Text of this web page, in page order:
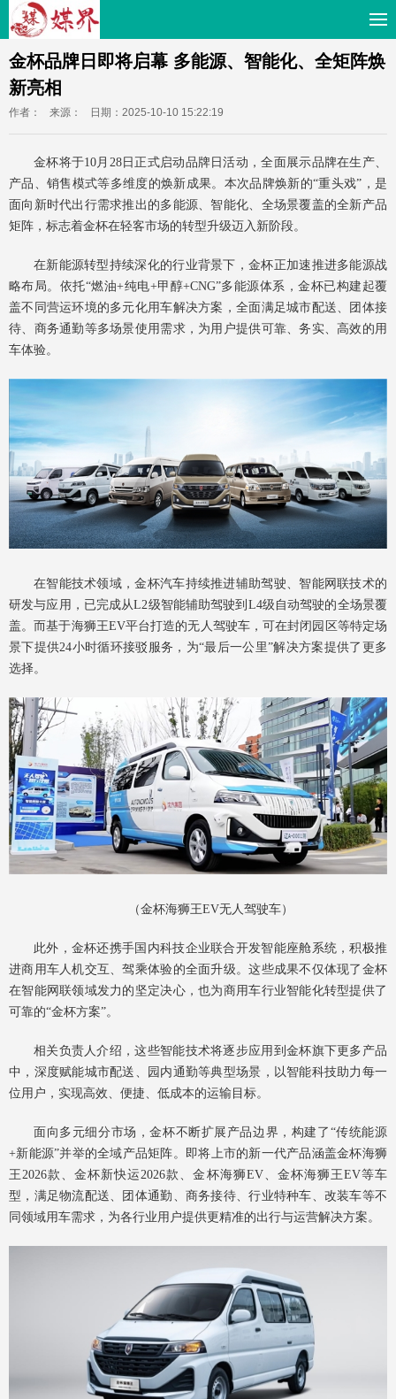
金杯品牌日即将启幕 多能源、智能化、全矩阵焕
新亮相
作者： 来源： 日期：2025-10-10 15:22:19
金杯将于10月28日正式启动品牌日活动，全面展示品牌在生产、
产品、销售模式等多维度的焕新成果。本次品牌焕新的“重头戏”，是
面向新时代出行需求推出的多能源、智能化、全场景覆盖的全新产品
矩阵，标志着金杯在轻客市场的转型升级迈入新阶段。
在新能源转型持续深化的行业背景下，金杯正加速推进多能源战
略布局。依托“燃油+纯电+甲醇+CNG”多能源体系，金杯已构建起覆
盖不同营运环境的多元化用车解决方案，全面满足城市配送、团体接
待、商务通勤等多场景使用需求，为用户提供可靠、务实、高效的用
车体验。
在智能技术领域，金杯汽车持续推进辅助驾驶、智能网联技术的
研发与应用，已完成从L2级智能辅助驾驶到L4级自动驾驶的全场景覆
盖。而基于海狮王EV平台打造的无人驾驶车，可在封闭园区等特定场
景下提供24小时循环接驳服务，为“最后一公里”解决方案提供了更多
选择。
（金杯海狮王EV无人驾驶车）
此外，金杯还携手国内科技企业联合开发智能座舱系统，积极推
进商用车人机交互、驾乘体验的全面升级。这些成果不仅体现了金杯
在智能网联领域发力的坚定决心，也为商用车行业智能化转型提供了
可靠的“金杯方案”。
相关负责人介绍，这些智能技术将逐步应用到金杯旗下更多产品
中，深度赋能城市配送、园内通勤等典型场景，以智能科技助力每一
位用户，实现高效、便捷、低成本的运输目标。
面向多元细分市场，金杯不断扩展产品边界，构建了“传统能源
+新能源”并举的全域产品矩阵。即将上市的新一代产品涵盖金杯海狮
王2026款、金杯新快运2026款、金杯海狮EV、金杯海狮王EV等车
型，满足物流配送、团体通勤、商务接待、行业特种车、改装车等不
同领域用车需求，为各行业用户提供更精准的出行与运营解决方案。